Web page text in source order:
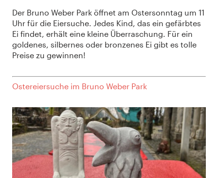
Der Bruno Weber Park öffnet am Ostersonntag um 11
Uhr für die Eiersuche. Jedes Kind, das ein gefärbtes
Ei findet, erhält eine kleine Überraschung. Für ein
goldenes, silbernes oder bronzenes Ei gibt es tolle
Preise zu gewinnen!
Ostereiersuche im Bruno Weber Park